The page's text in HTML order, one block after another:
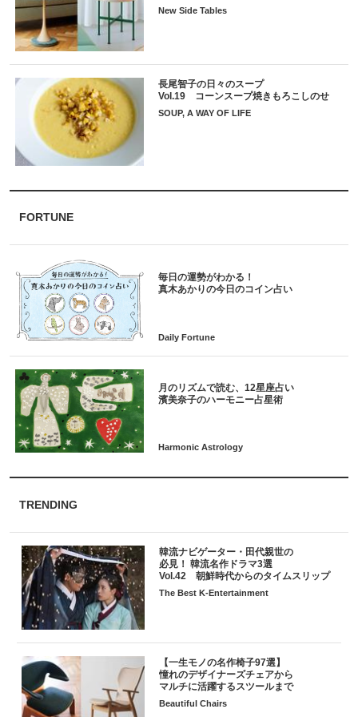
New Side Tables
長尾智子の日々のスープ
Vol.19 コーンスープ焼きもろこしのせ
SOUP, A WAY OF LIFE
FORTUNE
毎日の運勢がわかる！
月のリズムで読む、12星座占い
TRENDING
韓流ナビゲーター・田代親世の
必見！ 韓流名作ドラマ3選
Vol.42 朝鮮時代からのタイムスリップ
The Best K-Entertainment
【一生モノの名作椅子97選】
憧れのデザイナーズチェアから
マルチに活躍するスツールまで
Beautiful Chairs